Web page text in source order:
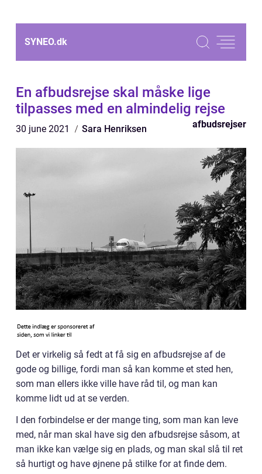
SYNEO.dk
En afbudsrejse skal måske lige
tilpasses med en almindelig rejse
30 june 2021 Sara Henriksen afbudsrejser
Det er virkelig så fedt at få sig en afbudsrejse af de
gode og billige, fordi man så kan komme et sted hen,
som man ellers ikke ville have råd til, og man kan
komme lidt ud at se verden.
I den forbindelse er der mange ting, som man kan leve
med, når man skal have sig den afbudsrejse såsom, at
man ikke kan vælge sig en plads, og man skal slå til ret
så hurtigt og have øjnene på stilke for at finde dem.